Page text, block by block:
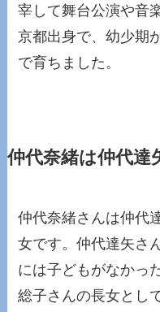
宰して舞台公演や音
京都出身で、幼少期
で育ちました。
仲代奈緒は仲代達
仲代奈緒さんは仲代
女です。仲代達矢さ
には子どもがなかっ
総子さんの長女とし